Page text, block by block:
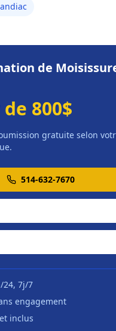
de
800$
gratuite selon
514-632-7670
24, 7j/7
engagement
inclus